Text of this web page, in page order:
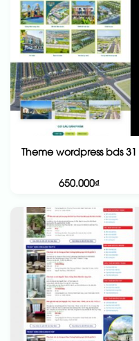
Theme wordpress bds 31
650.000₫